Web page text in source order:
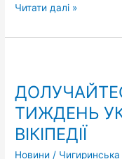
Читати далі »
ТИЖДЕНЬ
ВІКІПЕДІЇ
Новини /
МАРАФОНУ
ТИЖДЕНЬ
УКРАЇНСЬКОЇ
МОВИ
У